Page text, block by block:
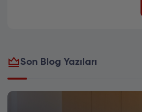
Son Blog Yazıları